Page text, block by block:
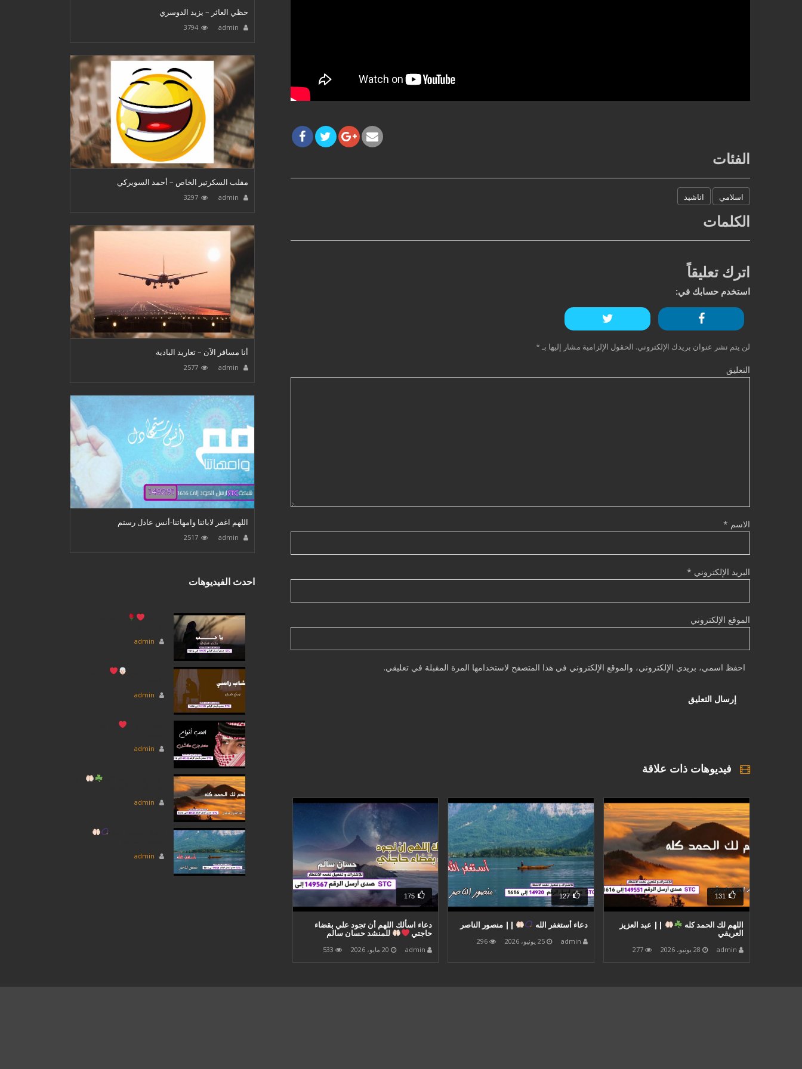
الفئات
اسلامي اناشيد
الكلمات
اترك تعليقاً
استخدم حسابك في:
لن يتم نشر عنوان بريدك الإلكتروني. الحقول الإلزامية مشار إليها بـ*
التعليق
الاسم *
البريد الإلكتروني *
الموقع الإلكتروني
احفظ اسمي، بريدي الإلكتروني، والموقع الإلكتروني في هذا المتصفح لاستخدامها المرة المقبلة في تعليقي.
فيديوهات ذات علاقة
131
اللهم لك الحمد كله || عبد العزيز
العريقي
admin 28 يونيو، 2026 277
127
دعاء أستغفر الله || منصور الناصر
admin 25 يونيو، 2026 296
175
دعاء اسألك اللهم أن تجود علي بقضاء
حاجتي للمنشد حسان سالم
admin 20 مايو، 2026 533
حظي العاثر – يزيد الدوسري
admin
3794
مقلب السكرتير الخاص – أحمد السويركي
admin
3297
أنا مسافر الآن – تغاريد البادية
admin
2577
اللهم اغفر لابائنا وامهاتنا-أنس عادل رستم
admin
2517
احدث الفيديوهات
admin
admin
admin
admin
admin